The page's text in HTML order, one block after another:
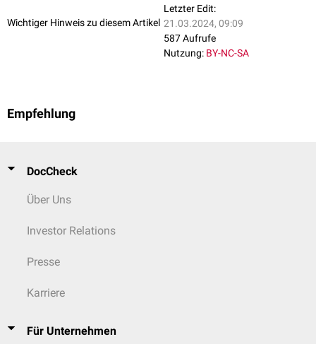
Wichtiger Hinweis zu diesem Artikel
Letzter Edit:
21.03.2024, 09:09
587 Aufrufe
Nutzung: BY-NC-SA
Empfehlung
DocCheck
Über Uns
Investor Relations
Presse
Karriere
Für Unternehmen